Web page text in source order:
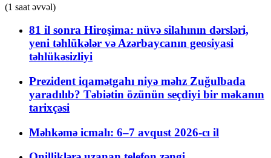
(1 saat əvvəl)
81 il sonra Hiroşima: nüvə silahının dərsləri,
yeni təhlükələr və Azərbaycanın geosiyasi
təhlükəsizliyi
Prezident iqamətgahı niyə məhz Zuğulbada
yaradılıb? Təbiətin özünün seçdiyi bir məkanın
tarixçəsi
Məhkəmə icmalı: 6–7 avqust 2026-cı il